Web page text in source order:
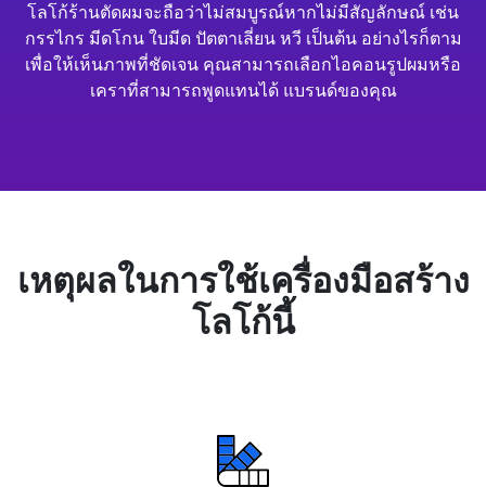
โลโก้ร้านตัดผมจะถือว่าไม่สมบูรณ์หากไม่มีสัญลักษณ์ เช่น
กรรไกร มีดโกน ใบมีด ปัตตาเลี่ยน หวี เป็นต้น อย่างไรก็ตาม
เพื่อให้เห็นภาพที่ชัดเจน คุณสามารถเลือกไอคอนรูปผมหรือ
เคราที่สามารถพูดแทนได้ แบรนด์ของคุณ
เหตุผลในการใช้เครื่องมือสร้าง
โลโก้นี้